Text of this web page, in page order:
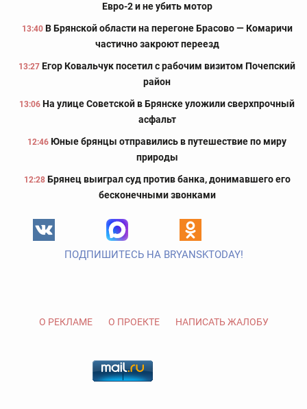
Евро-2 и не убить мотор
13:40 В Брянской области на перегоне Брасово — Комаричи
частично закроют переезд
13:27 Егор Ковальчук посетил с рабочим визитом Почепский
район
13:06 На улице Советской в Брянске уложили сверхпрочный
асфальт
12:46 Юные брянцы отправились в путешествие по миру
природы
12:28 Брянец выиграл суд против банка, донимавшего его
бесконечными звонками
ПОДПИШИТЕСЬ НА BRYANSKTODAY!
О РЕКЛАМЕ О ПРОЕКТЕ НАПИСАТЬ ЖАЛОБУ